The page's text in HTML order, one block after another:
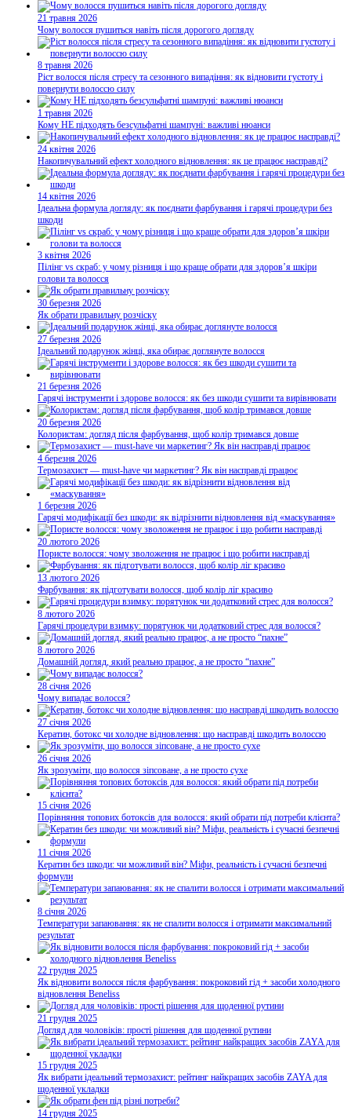
21 травня 2026
Чому волосся пушиться навіть після дорогого догляду
8 травня 2026
Ріст волосся після стресу та сезонного випадіння: як відновити густоту і
повернути волоссю силу
1 травня 2026
Кому НЕ підходять безсульфатні шампуні: важливі нюанси
24 квітня 2026
Накопичувальний ефект холодного відновлення: як це працює насправді?
14 квітня 2026
Ідеальна формула догляду: як поєднати фарбування і гарячі процедури без
шкоди
3 квітня 2026
Пілінг vs скраб: у чому різниця і що краще обрати для здоров’я шкіри
голови та волосся
30 березня 2026
Як обрати правильну розчіску
27 березня 2026
Ідеальний подарунок жінці, яка обирає доглянуте волосся
21 березня 2026
Гарячі інструменти і здорове волосся: як без шкоди сушити та вирівнювати
20 березня 2026
Колористам: догляд після фарбування, щоб колір тримався довше
4 березня 2026
Термозахист — must-have чи маркетинг? Як він насправді працює
1 березня 2026
Гарячі модифікації без шкоди: як відрізнити відновлення від «маскування»
20 лютого 2026
Пористе волосся: чому зволоження не працює і що робити насправді
13 лютого 2026
Фарбування: як підготувати волосся, щоб колір ліг красиво
8 лютого 2026
Гарячі процедури взимку: порятунок чи додатковий стрес для волосся?
8 лютого 2026
Домашній догляд, який реально працює, а не просто “пахне”
28 січня 2026
Чому випадає волосся?
27 січня 2026
Кератин, ботокс чи холодне відновлення: що насправді шкодить волоссю
26 січня 2026
Як зрозуміти, що волосся зіпсоване, а не просто сухе
15 січня 2026
Порівняння топових ботоксів для волосся: який обрати під потреби клієнта?
11 січня 2026
Кератин без шкоди: чи можливий він? Міфи, реальність і сучасні безпечні
формули
8 січня 2026
Температури запаювання: як не спалити волосся і отримати максимальний
результат
22 грудня 2025
Як відновити волосся після фарбування: покроковий гід + засоби холодного
відновлення Beneliss
21 грудня 2025
Догляд для чоловіків: прості рішення для щоденної рутини
15 грудня 2025
Як вибрати ідеальний термозахист: рейтинг найкращих засобів ZAYA для
щоденної укладки
14 грудня 2025